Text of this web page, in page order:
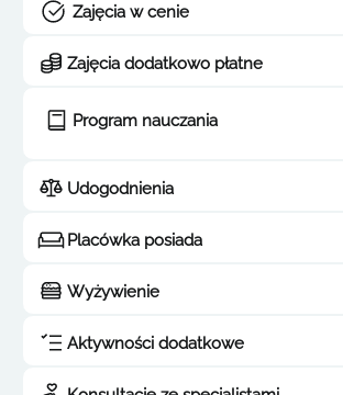
Zajęcia w cenie
Zajęcia dodatkowo płatne
Program nauczania
Udogodnienia
Placówka posiada
Wyżywienie
Aktywności dodatkowe